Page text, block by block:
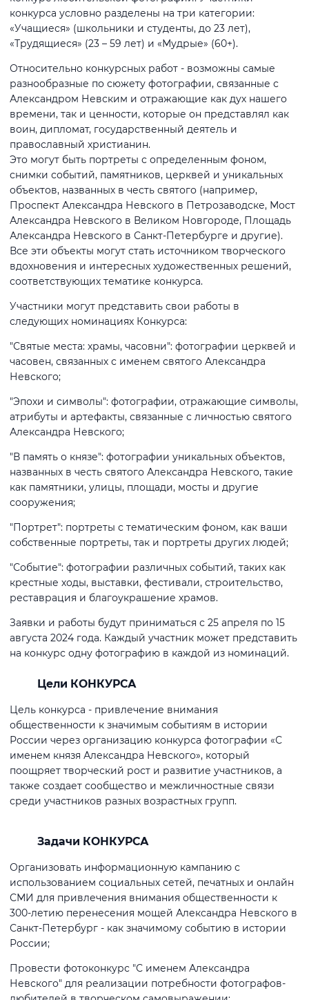
конкурса условно разделены на три категории:
«Учащиеся» (школьники и студенты, до 23 лет),
«Трудящиеся» (23 – 59 лет) и «Мудрые» (60+).
Относительно конкурсных работ - возможны самые
разнообразные по сюжету фотографии, связанные с
Александром Невским и отражающие как дух нашего
времени, так и ценности, которые он представлял как
воин, дипломат, государственный деятель и
православный христианин.
Это могут быть портреты с определенным фоном,
снимки событий, памятников, церквей и уникальных
объектов, названных в честь святого (например,
Проспект Александра Невского в Петрозаводске, Мост
Александра Невского в Великом Новгороде, Площадь
Александра Невского в Санкт-Петербурге и другие).
Все эти объекты могут стать источником творческого
вдохновения и интересных художественных решений,
соответствующих тематике конкурса.
Участники могут представить свои работы в
следующих номинациях Конкурса:
"Святые места: храмы, часовни": фотографии церквей и
часовен, связанных с именем святого Александра
Невского;
"Эпохи и символы": фотографии, отражающие символы,
атрибуты и артефакты, связанные с личностью святого
Александра Невского;
"В память о князе": фотографии уникальных объектов,
названных в честь святого Александра Невского, такие
как памятники, улицы, площади, мосты и другие
сооружения;
"Портрет": портреты с тематическим фоном, как ваши
собственные портреты, так и портреты других людей;
"Событие": фотографии различных событий, таких как
крестные ходы, выставки, фестивали, строительство,
реставрация и благоукрашение храмов.
Заявки и работы будут приниматься с 25 апреля по 15
августа 2024 года. Каждый участник может представить
на конкурс одну фотографию в каждой из номинаций.
Цели КОНКУРСА
Цель конкурса - привлечение внимания
общественности к значимым событиям в истории
России через организацию конкурса фотографии «С
именем князя Александра Невского», который
поощряет творческий рост и развитие участников, а
также создает сообщество и межличностные связи
среди участников разных возрастных групп.
Задачи КОНКУРСА
Организовать информационную кампанию с
использованием социальных сетей, печатных и онлайн
СМИ для привлечения внимания общественности к
300-летию перенесения мощей Александра Невского в
Санкт-Петербург - как значимому событию в истории
России;
Провести фотоконкурс "С именем Александра
Невского" для реализации потребности фотографов-